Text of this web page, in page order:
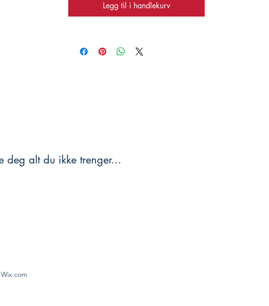
Legg til i handlekurv
deg alt du ikke trenger...